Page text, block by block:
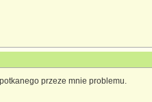
przeze mnie problemu.